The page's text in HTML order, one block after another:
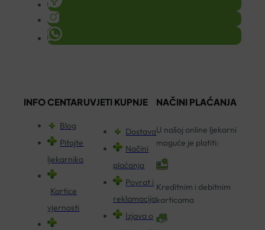
INFO CENTAR
Blog
Pitajte
ljekarnika
Kartice
vjernosti
UVJETI KUPNJE
Dostava
Načini
plaćanja
Povrat i
reklamacija
Izjava o
NAČINI PLAĆANJA
U našoj online ljekarni
moguće je platiti:
Kreditnim i debitnim
karticama